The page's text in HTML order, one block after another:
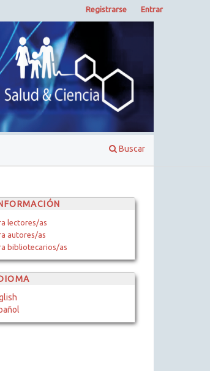
Buscar
Registrarse Entrar
lectores/as
autores/as
bibliotecarios/as